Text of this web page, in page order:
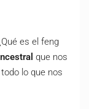
es el feng
que nos
lo que nos